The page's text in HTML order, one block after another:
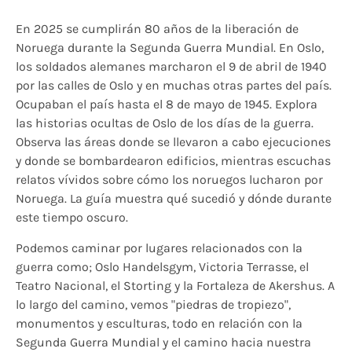
En 2025 se cumplirán 80 años de la liberación de
Noruega durante la Segunda Guerra Mundial. En Oslo,
los soldados alemanes marcharon el 9 de abril de 1940
por las calles de Oslo y en muchas otras partes del país.
Ocupaban el país hasta el 8 de mayo de 1945. Explora
las historias ocultas de Oslo de los días de la guerra.
Observa las áreas donde se llevaron a cabo ejecuciones
y donde se bombardearon edificios, mientras escuchas
relatos vívidos sobre cómo los noruegos lucharon por
Noruega. La guía muestra qué sucedió y dónde durante
este tiempo oscuro.
Podemos caminar por lugares relacionados con la
guerra como; Oslo Handelsgym, Victoria Terrasse, el
Teatro Nacional, el Storting y la Fortaleza de Akershus. A
lo largo del camino, vemos "piedras de tropiezo",
monumentos y esculturas, todo en relación con la
Segunda Guerra Mundial y el camino hacia nuestra